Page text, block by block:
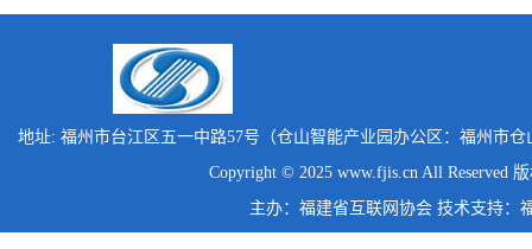
地址: 福州市台江区五一中路57号（仓山智能产业园办公区：福州市
Copyright © 2025 www.fjis.cn All Reserved
主办：福建省互联网协会 技术支持：